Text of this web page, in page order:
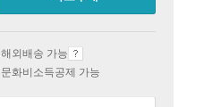
해외배송 가능
문화비소득공제 가능